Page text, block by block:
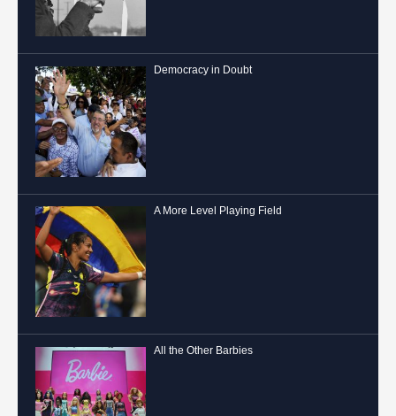
Democracy in Doubt
A More Level Playing Field
All the Other Barbies